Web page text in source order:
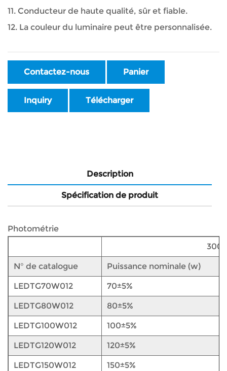
11. Conducteur de haute qualité, sûr et fiable.
12. La couleur du luminaire peut être personnalisée.
Contactez-nous Panier
Inquiry Télécharger
Description
Spécification de produit
Photométrie
N° de catalogue Puissance nominale (w)
LEDTG70W012 70±5%
LEDTG80W012 80±5%
LEDTG100W012 100±5%
LEDTG120W012 120±5%
LEDTG150W012 150±5%